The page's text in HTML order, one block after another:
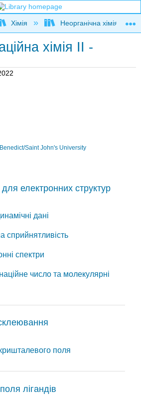
global hierarchy
Хімія Неорганічна хімія
хімія II -
Saint John's University
електронних структур
дані
сприйнятливість
спектри
число та молекулярні
поля
лігандів